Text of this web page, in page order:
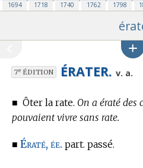
1694 1718 1740 1762 1798
7eÉDITION ÉRATER. v. a.
■ Ôter la rate. On a ératé des
pouvaient vivre sans rate.
■ Ératé, ée. part. passé.